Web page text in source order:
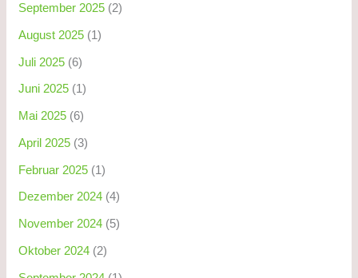
September 2025 (2)
August 2025 (1)
Juli 2025 (6)
Juni 2025 (1)
Mai 2025 (6)
April 2025 (3)
Februar 2025 (1)
Dezember 2024 (4)
November 2024 (5)
Oktober 2024 (2)